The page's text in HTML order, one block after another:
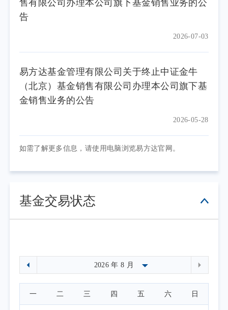
售有限公司办理本公司旗下基金销售业务的公
告
2026-07-03
易方达基金管理有限公司关于终止中证金牛
（北京）基金销售有限公司办理本公司旗下基
金销售业务的公告
2026-05-28
如需了解更多信息，请使用电脑浏览易方达官网。
基金交易状态
一 二 三 四 五 六 日